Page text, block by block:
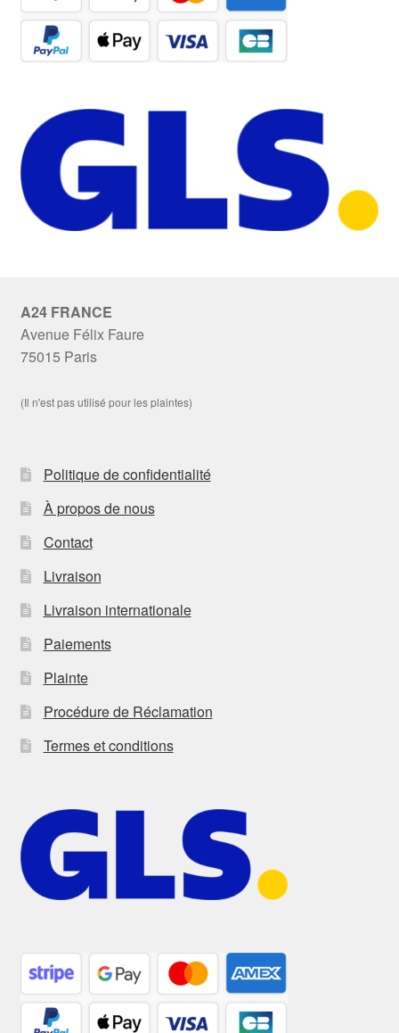
A24 FRANCE
Avenue Félix Faure
75015 Paris
(Il n'est pas utilisé pour les plaintes)
Politique de confidentialité
À propos de nous
Contact
Livraison
Livraison internationale
Paiements
Plainte
Procédure de Réclamation
Termes et conditions